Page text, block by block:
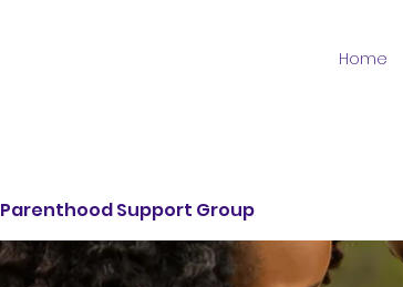
Home
Parenthood Support Group